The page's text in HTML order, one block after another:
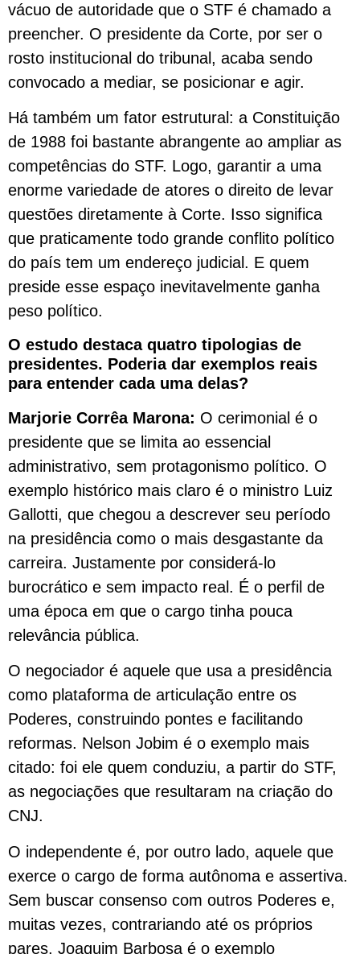
vácuo de autoridade que o STF é chamado a
preencher. O presidente da Corte, por ser o
rosto institucional do tribunal, acaba sendo
convocado a mediar, se posicionar e agir.
Há também um fator estrutural: a Constituição
de 1988 foi bastante abrangente ao ampliar as
competências do STF. Logo, garantir a uma
enorme variedade de atores o direito de levar
questões diretamente à Corte. Isso significa
que praticamente todo grande conflito político
do país tem um endereço judicial. E quem
preside esse espaço inevitavelmente ganha
peso político.
O estudo destaca quatro tipologias de
presidentes. Poderia dar exemplos reais
para entender cada uma delas?
Marjorie Corrêa Marona: O cerimonial é o
presidente que se limita ao essencial
administrativo, sem protagonismo político. O
exemplo histórico mais claro é o ministro Luiz
Gallotti, que chegou a descrever seu período
na presidência como o mais desgastante da
carreira. Justamente por considerá-lo
burocrático e sem impacto real. É o perfil de
uma época em que o cargo tinha pouca
relevância pública.
O negociador é aquele que usa a presidência
como plataforma de articulação entre os
Poderes, construindo pontes e facilitando
reformas. Nelson Jobim é o exemplo mais
citado: foi ele quem conduziu, a partir do STF,
as negociações que resultaram na criação do
CNJ.
O independente é, por outro lado, aquele que
exerce o cargo de forma autônoma e assertiva.
Sem buscar consenso com outros Poderes e,
muitas vezes, contrariando até os próprios
pares. Joaquim Barbosa é o exemplo